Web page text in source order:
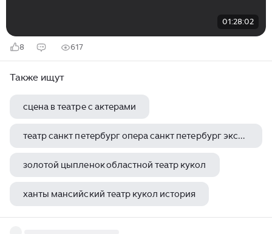
01:28:02
8 617
Также ищут
сцена в театре с актерами
театр санкт петербург опера санкт петербург экскурсии
золотой цыпленок областной театр кукол
ханты мансийский театр кукол история